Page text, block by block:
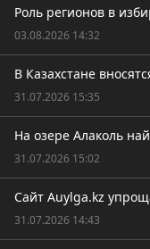
Роль регионов в
03.08.2026 14:32
В Казахстане
31.07.2026 15:35
На озере Алаколь
31.07.2026 15:02
Сайт Auylga.kz
31.07.2026 14:43